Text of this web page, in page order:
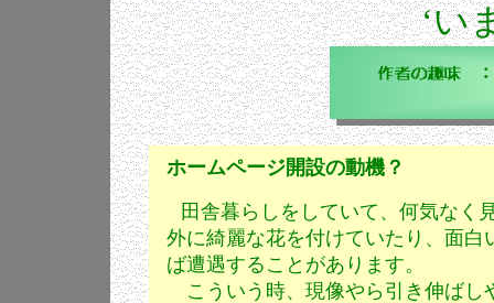
‘い
ホームページ開設の動機？
田舎暮らしをしていて、何気なく
外に綺麗な花を付けていたり、面
ば遭遇すること
こういう時、現像やら引き伸ばし